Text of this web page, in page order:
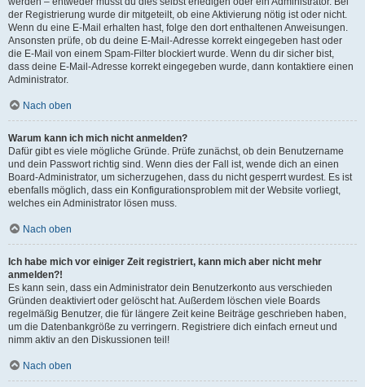
der Registrierung wurde dir mitgeteilt, ob eine Aktivierung nötig ist oder nicht.
Wenn du eine E-Mail erhalten hast, folge den dort enthaltenen Anweisungen.
Ansonsten prüfe, ob du deine E-Mail-Adresse korrekt eingegeben hast oder
die E-Mail von einem Spam-Filter blockiert wurde. Wenn du dir sicher bist,
dass deine E-Mail-Adresse korrekt eingegeben wurde, dann kontaktiere einen
Administrator.
Nach oben
Warum kann ich mich nicht anmelden?
Dafür gibt es viele mögliche Gründe. Prüfe zunächst, ob dein Benutzername
und dein Passwort richtig sind. Wenn dies der Fall ist, wende dich an einen
Board-Administrator, um sicherzugehen, dass du nicht gesperrt wurdest. Es ist
ebenfalls möglich, dass ein Konfigurationsproblem mit der Website vorliegt,
welches ein Administrator lösen muss.
Nach oben
Ich habe mich vor einiger Zeit registriert, kann mich aber nicht mehr
anmelden?!
Es kann sein, dass ein Administrator dein Benutzerkonto aus verschieden
Gründen deaktiviert oder gelöscht hat. Außerdem löschen viele Boards
regelmäßig Benutzer, die für längere Zeit keine Beiträge geschrieben haben,
um die Datenbankgröße zu verringern. Registriere dich einfach erneut und
nimm aktiv an den Diskussionen teil!
Nach oben